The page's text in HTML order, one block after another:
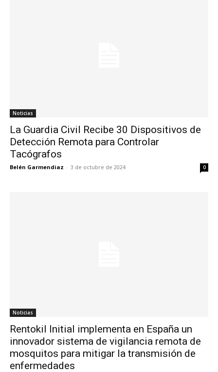
Noticias
La Guardia Civil Recibe 30 Dispositivos de
Detección Remota para Controlar
Tacógrafos
Belén Garmendiaz - 3 de octubre de 2024 0
Noticias
Rentokil Initial implementa en España un
innovador sistema de vigilancia remota de
mosquitos para mitigar la transmisión de
enfermedades